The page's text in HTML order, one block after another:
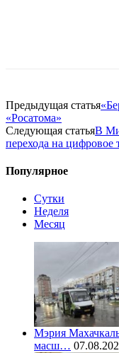
Предыдущая статья
«Росатома»
Следующая статьяВ
перехода на цифровое
Популярное
Сутки
Неделя
Месяц
Мэрия
масш…